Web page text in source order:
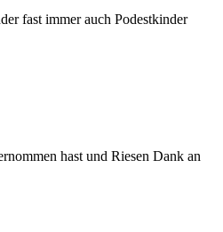
fast immer auch Podestkinder
hast und Riesen Dank an